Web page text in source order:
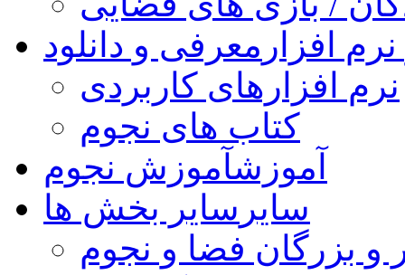
افزار معرفی و دانلود
نرم افزارهای کاربردی
کتاب های نجوم
آموزشآموزش نجوم
سایر سایر بخش ها
و بزرگان فضا و نجوم